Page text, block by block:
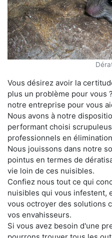
Vous désirez avoir la
plus un problème pour vous
notre entreprise pour vous
Nous avons à notre
performant choisi
professionnels en
Nous jouissons dans notre
pointus en termes de
vie loin de ces nuisibles.
Confiez nous tout ce qui
nuisibles qui vous infestent,
vous octroyer des solutions
vos envahisseurs.
Si vous avez besoin d'une